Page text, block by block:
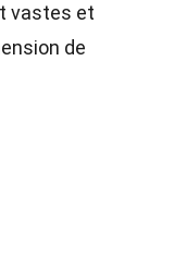
vastes et
de